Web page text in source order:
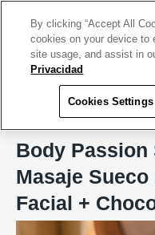
Body Passion Spa, San
Body Passion
Masaje
Facial +
By clicking “Accept All
cookies on your device to
site usage, and assist in
Privacidad
Cookies Settings